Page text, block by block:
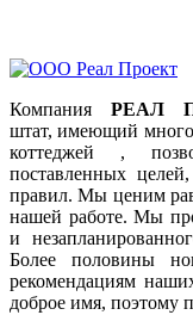
Компания РЕАЛ
штат, имеющий
коттеджей ,
поставленных
правил. Мы ценим
нашей работе. Мы
и
Более половины
рекомендациям
доброе имя, поэтому